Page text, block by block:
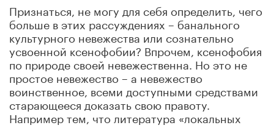
Признаться, не могу для себя определить, чего
больше в этих рассуждениях – банального
культурного невежества или сознательно
усвоенной ксенофобии? Впрочем, ксенофобия
по природе своей невежественна. Но это не
простое невежество – а невежество
воинственное, всеми доступными средствами
старающееся доказать свою правоту.
Например тем, что литература «локальных